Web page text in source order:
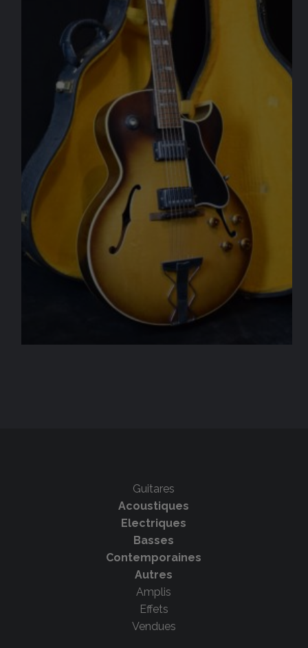
Guitares
Acoustiques
Electriques
Basses
Contemporaines
Autres
Amplis
Effets
Vendues